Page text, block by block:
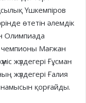
Үшкемпіров
өтетін әлемдік
Олимпиада
чемпионы Мағжан
жүлдегері Ғұсман
жүлдегері Ғалия
қорғайды.